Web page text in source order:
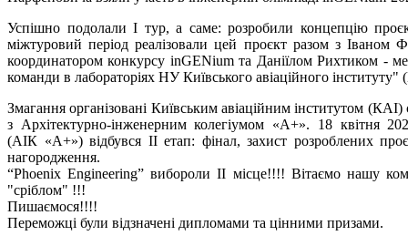
Успішно подолали І тур, а саме: розробили концепцію
міжтуровий період реалізовали цей проєкт разом з Іваном
координатором конкурсу inGENium та Даніїлом Рихтиком -
команди в лабораторіях НУ Київського авіаційного інституту"
Змагання організовані Київським авіаційним інститутом (КАІ)
з Архітектурно-інженерним колегіумом «А+». 18 квітня
(АІК «А+») відбувся ІІ етап: фінал, захист розроблених
нагородження.
“Phoenix Engineering” вибороли ІІ місце!!!! Вітаємо нашу
"сріблом" !!!
Пишаємося!!!!
Переможці були відзначені дипломами та цінними призами.